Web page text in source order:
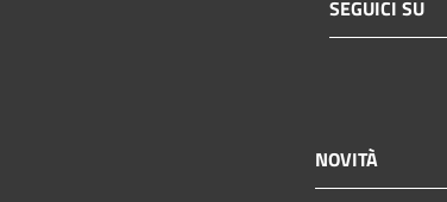
SEGUICI SU
NOVITÀ